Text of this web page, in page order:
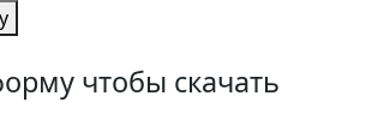
чтобы скачать